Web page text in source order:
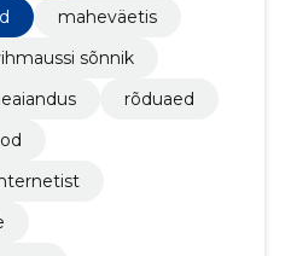
maheväetis
sõnnik
rõduaed